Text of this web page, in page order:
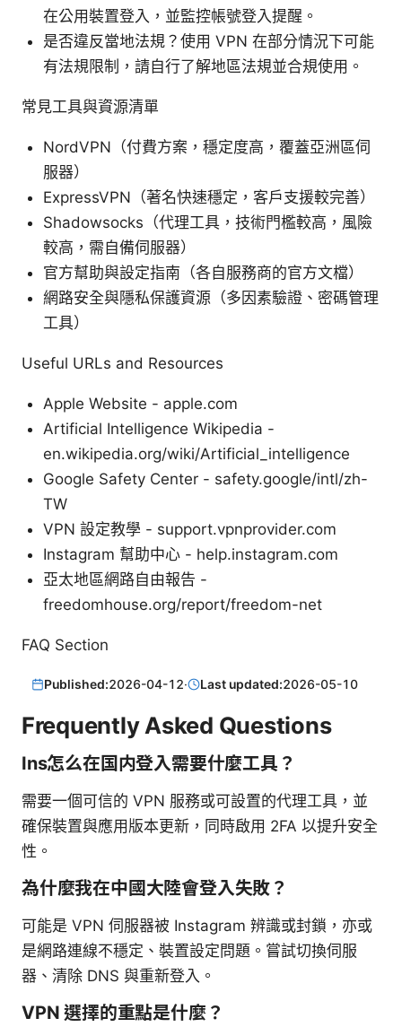
在公用裝置登入，並監控帳號登入提醒。
是否違反當地法規？使用 VPN 在部分情況下可能
有法規限制，請自行了解地區法規並合規使用。
常見工具與資源清單
NordVPN（付費方案，穩定度高，覆蓋亞洲區伺
服器）
ExpressVPN（著名快速穩定，客戶支援較完善）
Shadowsocks（代理工具，技術門檻較高，風險
較高，需自備伺服器）
官方幫助與設定指南（各自服務商的官方文檔）
網路安全與隱私保護資源（多因素驗證、密碼管理
工具）
Useful URLs and Resources
Apple Website - apple.com
Artificial Intelligence Wikipedia -
en.wikipedia.org/wiki/Artificial_intelligence
Google Safety Center - safety.google/intl/zh-
TW
VPN 設定教學 - support.vpnprovider.com
Instagram 幫助中心 - help.instagram.com
亞太地區網路自由報告 -
freedomhouse.org/report/freedom-net
FAQ Section
Published:2026-04-12· Last updated:2026-05-10
Frequently Asked Questions
Ins怎么在国内登入需要什麼工具？
需要一個可信的 VPN 服務或可設置的代理工具，並
確保裝置與應用版本更新，同時啟用 2FA 以提升安全
性。
為什麼我在中國大陸會登入失敗？
可能是 VPN 伺服器被 Instagram 辨識或封鎖，亦或
是網路連線不穩定、裝置設定問題。嘗試切換伺服
器、清除 DNS 與重新登入。
VPN 選擇的重點是什麼？